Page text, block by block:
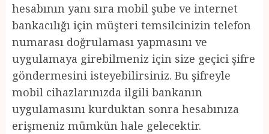
hesabının yanı sıra mobil şube ve internet
bankacılığı için müşteri temsilcinizin telefon
numarası doğrulaması yapmasını ve
uygulamaya girebilmeniz için size geçici şifre
göndermesini isteyebilirsiniz. Bu şifreyle
mobil cihazlarınızda ilgili bankanın
uygulamasını kurduktan sonra hesabınıza
erişmeniz mümkün hale gelecektir.